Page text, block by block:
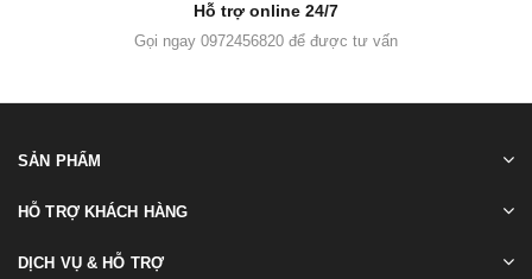
Hỗ trợ online 24/7
Gọi ngay 0972456820 để được tư vấn
SẢN PHẨM
HỖ TRỢ KHÁCH HÀNG
DỊCH VỤ & HỖ TRỢ